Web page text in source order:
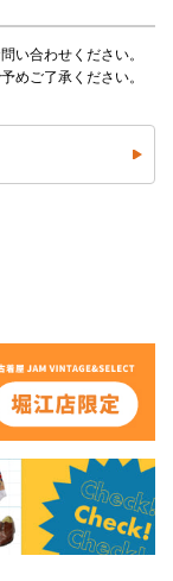
い合わせください。
めご了承ください。